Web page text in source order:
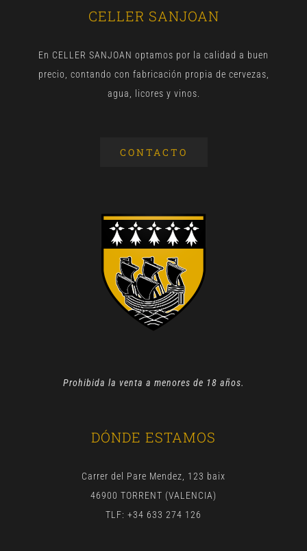
CELLER SANJOAN
En CELLER SANJOAN optamos por la calidad a buen
precio, contando con fabricación propia de cervezas,
agua, licores y vinos.
CONTACTO
Prohibida la venta a menores de 18 años.
DÓNDE ESTAMOS
Carrer del Pare Mendez, 123 baix
46900 TORRENT (VALENCIA)
TLF: +34 633 274 126